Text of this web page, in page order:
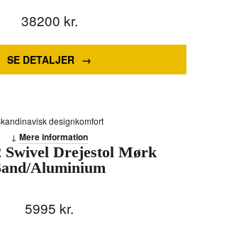
38200 kr.
SE DETALJER
designkomfort
Swivel Drejestol Mørk
Aluminium
5995 kr.
Mere information